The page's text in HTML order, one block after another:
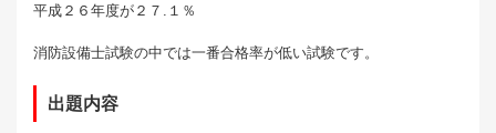
平成２６年度が２７.１％
消防設備士試験の中では一番合格率が低い試験です。
出題内容